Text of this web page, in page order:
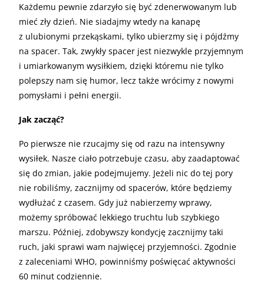
Każdemu pewnie zdarzyło się być zdenerwowanym lub
mieć zły dzień. Nie siadajmy wtedy na kanapę
z ulubionymi przekąskami, tylko ubierzmy się i pójdźmy
na spacer. Tak, zwykły spacer jest niezwykle przyjemnym
i umiarkowanym wysiłkiem, dzięki któremu nie tylko
polepszy nam się humor, lecz także wrócimy z nowymi
pomysłami i pełni energii.
Jak zacząć?
Po pierwsze nie rzucajmy się od razu na intensywny
wysiłek. Nasze ciało potrzebuje czasu, aby zaadaptować
się do zmian, jakie podejmujemy. Jeżeli nic do tej pory
nie robiliśmy, zacznijmy od spacerów, które będziemy
wydłużać z czasem. Gdy już nabierzemy wprawy,
możemy spróbować lekkiego truchtu lub szybkiego
marszu. Później, zdobywszy kondycję zacznijmy taki
ruch, jaki sprawi wam najwięcej przyjemności. Zgodnie
z zaleceniami WHO, powinniśmy poświęcać aktywności
60 minut codziennie.